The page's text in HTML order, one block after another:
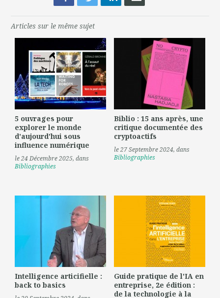
Articles sur le même sujet
5 ouvrages pour
explorer le monde
d'aujourd'hui sous
influence numérique
le 24 Décembre 2025, dans
Bibliographies
Biblio : 15 ans après, une
critique documentée des
cryptoactifs
le 27 Septembre 2024, dans
Bibliographies
Intelligence articifielle :
back to basics
Guide pratique de l'IA en
entreprise, 2e édition :
de la technologie à la